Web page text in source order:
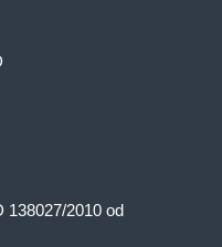
138027/2010 od